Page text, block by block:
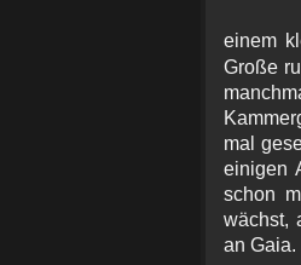
einem
Große
mal
einigen
schon
wächst,
an Gaia.